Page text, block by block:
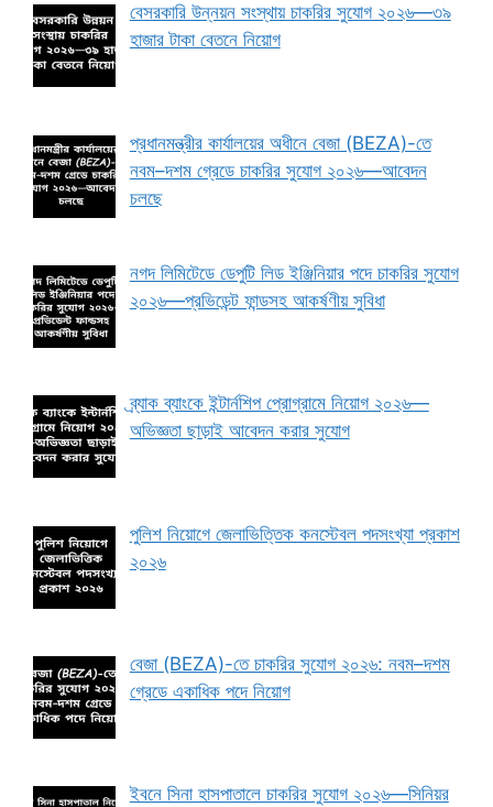
বেসরকারি উন্নয়ন সংস্থায় চাকরির সুযোগ ২০২৬—৩৯
হাজার টাকা বেতনে নিয়োগ
প্রধানমন্ত্রীর কার্যালয়ের অধীনে বেজা (BEZA)-তে
নবম–দশম গ্রেডে চাকরির সুযোগ ২০২৬—আবেদন
চলছে
নগদ লিমিটেডে ডেপুটি লিড ইঞ্জিনিয়ার পদে চাকরির সুযোগ
২০২৬—প্রভিডেন্ট ফান্ডসহ আকর্ষণীয় সুবিধা
ব্র্যাক ব্যাংকে ইন্টার্নশিপ প্রোগ্রামে নিয়োগ ২০২৬—
অভিজ্ঞতা ছাড়াই আবেদন করার সুযোগ
পুলিশ নিয়োগে জেলাভিত্তিক কনস্টেবল পদসংখ্যা প্রকাশ
২০২৬
বেজা (BEZA)-তে চাকরির সুযোগ ২০২৬: নবম–দশম
গ্রেডে একাধিক পদে নিয়োগ
ইবনে সিনা হাসপাতালে চাকরির সুযোগ ২০২৬—সিনিয়র